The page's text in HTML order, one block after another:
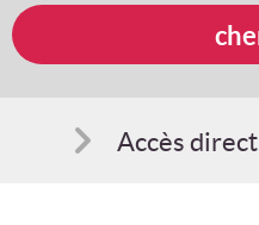
Accès direct